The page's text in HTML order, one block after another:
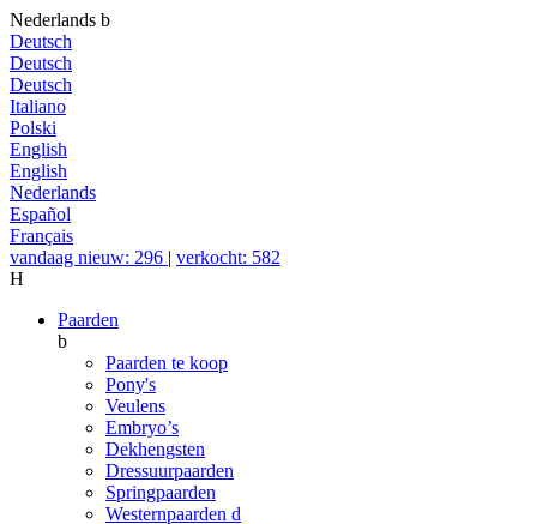
Nederlands b
Deutsch
Deutsch
Deutsch
Italiano
Polski
English
English
Nederlands
Español
Français
vandaag nieuw: 296 | verkocht: 582
H
Paarden
b
Paarden te koop
Pony's
Veulens
Embryo’s
Dekhengsten
Dressuurpaarden
Springpaarden
Westernpaarden d